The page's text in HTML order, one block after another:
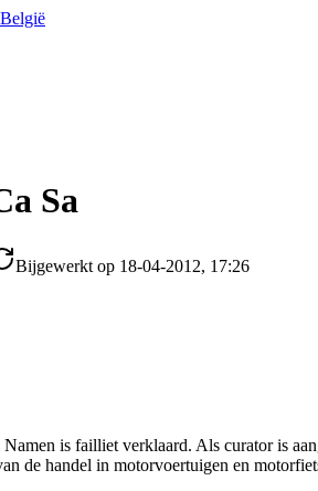
Sa
Bijgewerkt op 18-04-2012, 17:26
is failliet verklaard. Als curator is
de handel in motorvoertuigen en